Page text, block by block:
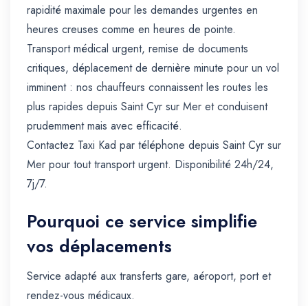
rapidité maximale pour les demandes urgentes en
heures creuses comme en heures de pointe.
Transport médical urgent, remise de documents
critiques, déplacement de dernière minute pour un vol
imminent : nos chauffeurs connaissent les routes les
plus rapides depuis Saint Cyr sur Mer et conduisent
prudemment mais avec efficacité.
Contactez Taxi Kad par téléphone depuis Saint Cyr sur
Mer pour tout transport urgent. Disponibilité 24h/24,
7j/7.
Pourquoi ce service simplifie
vos déplacements
Service adapté aux transferts gare, aéroport, port et
rendez-vous médicaux.